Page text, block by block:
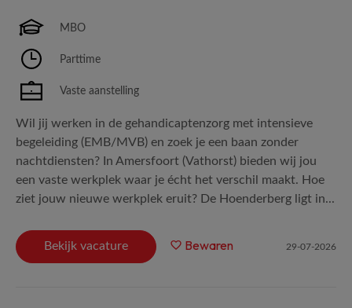
MBO
Parttime
Vaste aanstelling
Wil jij werken in de gehandicaptenzorg met intensieve
begeleiding (EMB/MVB) en zoek je een baan zonder
nachtdiensten? In Amersfoort (Vathorst) bieden wij jou
een vaste werkplek waar je écht het verschil maakt. Hoe
ziet jouw nieuwe werkplek eruit? De Hoenderberg ligt in...
Bekijk vacature Bewaren 29-07-2026